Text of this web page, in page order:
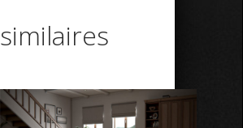
similaires